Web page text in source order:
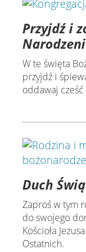
Przyjdź i
W te święta
przyjdź i
oddawaj
Duch
Zaproś w tym
do swojego
Kościoła
Ostatnich.